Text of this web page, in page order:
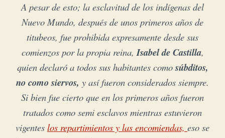
A pesar de esto; la esclavitud de los indígenas del
Nuevo Mundo, después de unos primeros años de
titubeos, fue prohibida expresamente desde sus
comienzos por la propia reina,Isabel de Castilla,
quien declaró a todos sus habitantes comosúbditos,
no como siervos, y así fueron considerados siempre.
Si bien fue cierto que en los primeros años fueron
tratados como semi esclavos mientras estuvieron
vigentes los repartimientos y las encomiendas, eso se